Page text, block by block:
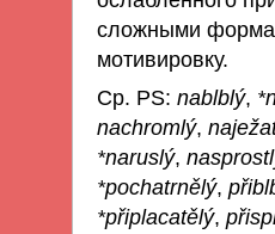
сложными
мотивировку.
Ср. PS: nablblý,
nachromlý,
*naruslý,
*pochatrnělý,
*připlacatělý,